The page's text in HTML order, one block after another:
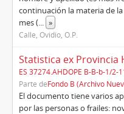
continuación la materia de
mes (... »
Calle, Ovidio, O.P.
Statistica ex Provincia
ES 37274.AHDOPE B-B-b-1/2-
Parte deFondo B (Archivo
El documento tiene varios
por las personas o frailes: